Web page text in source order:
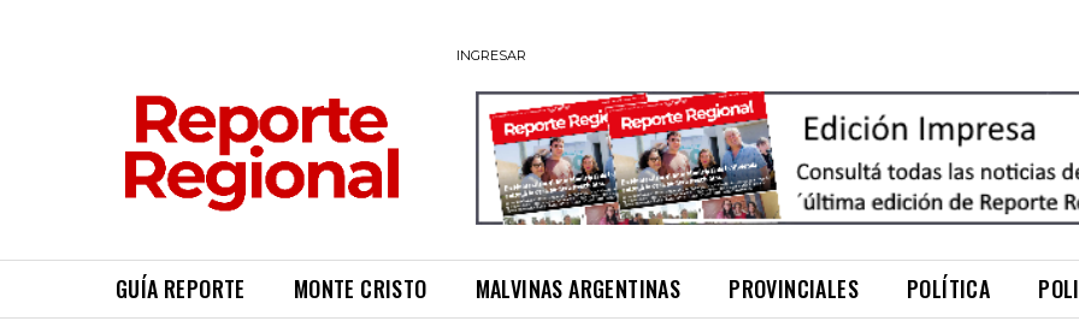
INGRESAR
GUÍA REPORTE MONTE CRISTO MALVINAS ARGENTINAS PROVINCIALES POLÍTICA